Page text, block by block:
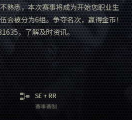
熟悉，本次赛事将成为开始您职业生
会被分为6组。争夺名次，赢得金币！
，了解及时资讯。
SE +RR
赛事赛制